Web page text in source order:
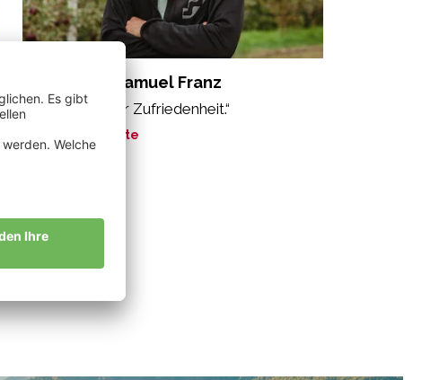
Jennewein Samuel Franz
„Das Gefühl der Zufriedenheit.“
Meine Geschichte